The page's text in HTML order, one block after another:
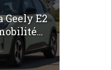
E2